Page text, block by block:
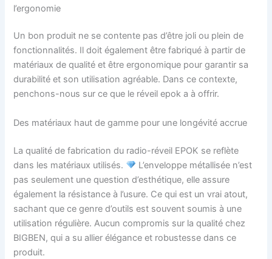
l’ergonomie
Un bon produit ne se contente pas d’être joli ou plein de
fonctionnalités. Il doit également être fabriqué à partir de
matériaux de qualité et être ergonomique pour garantir sa
durabilité et son utilisation agréable. Dans ce contexte,
penchons-nous sur ce que le réveil epok a à offrir.
Des matériaux haut de gamme pour une longévité accrue
La qualité de fabrication du radio-réveil EPOK se reflète
dans les matériaux utilisés.
L’enveloppe métallisée n’est
pas seulement une question d’esthétique, elle assure
également la résistance à l’usure. Ce qui est un vrai atout,
sachant que ce genre d’outils est souvent soumis à une
utilisation régulière. Aucun compromis sur la qualité chez
BIGBEN, qui a su allier élégance et robustesse dans ce
produit.